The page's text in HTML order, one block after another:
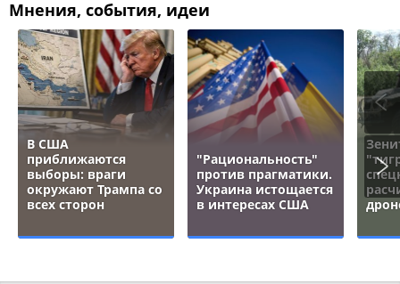
Мнения, события, идеи
В США
приближаются
выборы: враги
окружают Трампа со
всех сторон
"Рациональность"
против прагматики.
Украина истощается
в интересах США